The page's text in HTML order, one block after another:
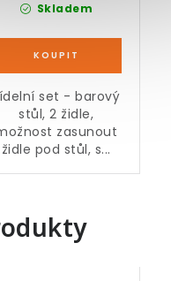
Skladem
set - barový
stůl, 2 židle,
zasunout
židle pod stůl, s...